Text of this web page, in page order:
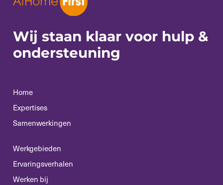
Wij staan klaar voor hulp &
ondersteuning
Home
Expertises
Samenwerkingen
Werkgebieden
Ervaringsverhalen
Werken bij